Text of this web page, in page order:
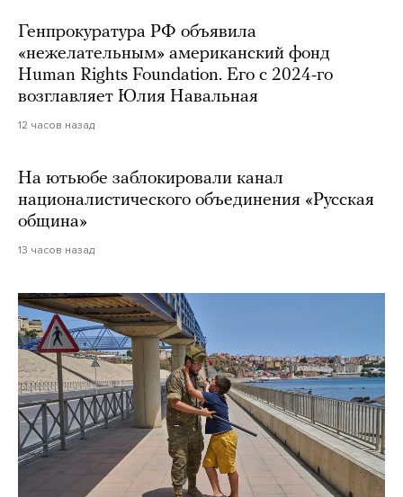
Генпрокуратура РФ объявила
«нежелательным» американский фонд
Human Rights Foundation. Его с 2024-го
возглавляет Юлия Навальная
12 часов назад
На ютьюбе заблокировали канал
националистического объединения «Русская
община»
13 часов назад